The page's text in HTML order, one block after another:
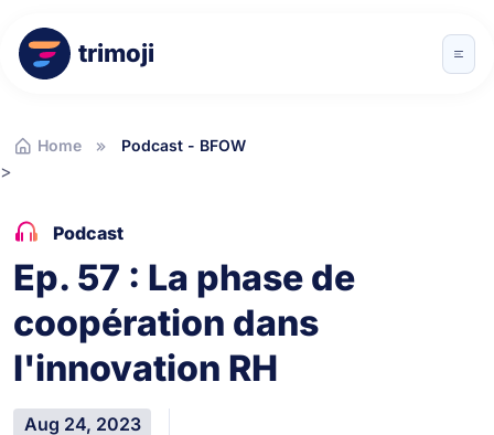
trimoji
Home Podcast - BFOW
>
Podcast
Ep. 57 : La phase de
coopération dans
l'innovation RH
Aug 24, 2023